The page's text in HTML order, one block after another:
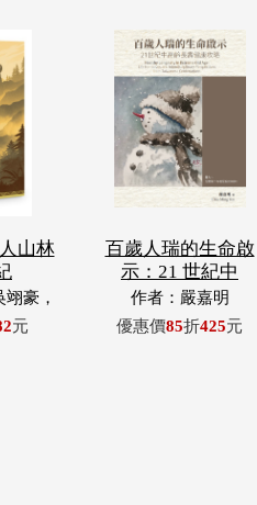
山林
豪，
許玉
元
百歲人瑞的生命啟
示：21 世紀中
作者：嚴嘉明
優惠價85折425元